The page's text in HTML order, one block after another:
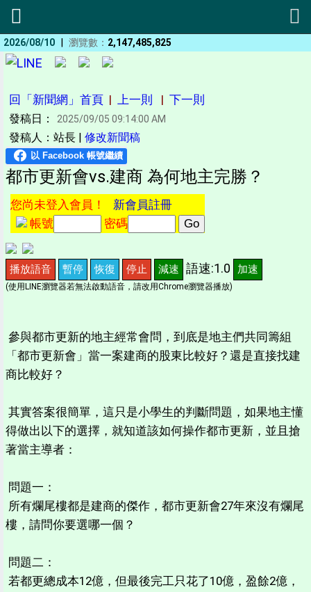
2026/08/10 | 瀏覽數： 2,147,485,825
回「新聞網」首頁 | 上一則 | 下一則
發稿日： 2025/09/05 09:14:00 AM
發稿人：站長 | 修改新聞稿
都市更新會vs.建商 為何地主完勝？
您尚未登入會員！ 新會員註冊
帳號
密碼
播放語音 暫停 恢復 停止 減速 語速:1.0 加速
(使用LINE瀏覽器若無法啟動語音，請改用Chrome瀏覽器播放)
參與都市更新的地主經常會問，到底是地主們共同籌組
「都市更新會」當一案建商的股東比較好？還是直接找建
商比較好？
其實答案很簡單，這只是小學生的判斷問題，如果地主懂
得做出以下的選擇，就知道該如何操作都市更新，並且搶
著當主導者：
問題一：
所有爛尾樓都是建商的傑作，都市更新會27年來沒有爛尾
樓，請問你要選哪一個？
問題二：
若都更總成本12億，但最後完工只花了10億，盈餘2億，